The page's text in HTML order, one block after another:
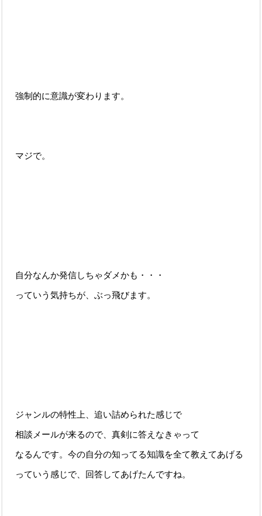
強制的に意識が変わります。
マジで。
自分なんか発信しちゃダメかも・・・
っていう気持ちが、ぶっ飛びます。
ジャンルの特性上、追い詰められた感じで
相談メールが来るので、真剣に答えなきゃって
なるんです。今の自分の知ってる知識を全て教えてあげる
っていう感じで、回答してあげたんですね。